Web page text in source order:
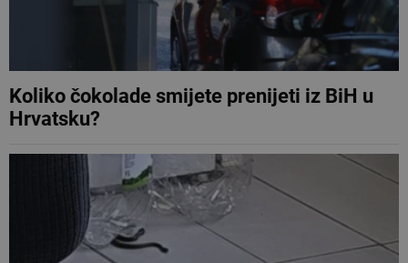
Koliko čokolade smijete prenijeti iz BiH u
Hrvatsku?